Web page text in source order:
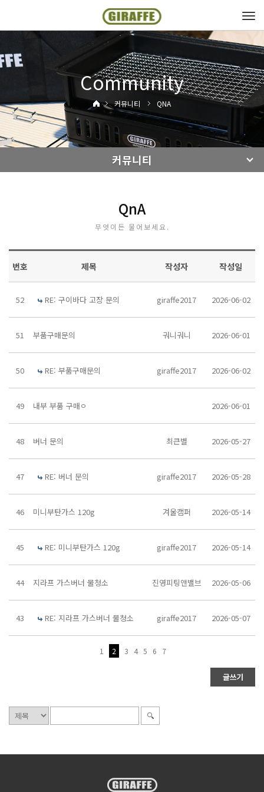
Community
커뮤니티 QNA
커뮤니티
QnA
무엇이든 물어보세요.
번호 제목 작성자 작성일
52 RE: 구이바다 고장 문의 giraffe2017 2026-06-02
51 부품구매문의 궈니궈니 2026-06-01
50 RE: 부품구매문의 giraffe2017 2026-06-02
49 내부 부품 구매ㅇ 2026-06-01
48 버너 문의 최큰별 2026-05-27
47 RE: 버너 문의 giraffe2017 2026-05-28
46 미니부탄가스 120g 겨울캠퍼 2026-05-14
45 RE: 미니부탄가스 120g giraffe2017 2026-05-14
44 지라프 가스버너 물청소 진영피팅앤밸브 2026-05-06
43 RE: 지라프 가스버너 물청소 giraffe2017 2026-05-07
1 2 3 4 5 6 7